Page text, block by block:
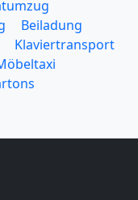
Beiladung
Klaviertransport